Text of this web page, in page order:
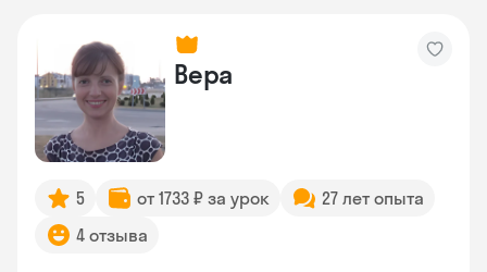
Вера
5 от 1733 ₽ за урок
27 лет опыта
4 отзыва